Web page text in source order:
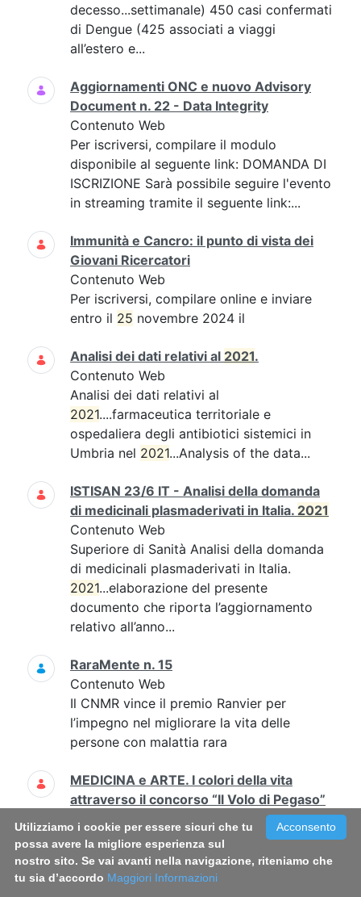
decesso...settimanale) 450 casi confermati
di Dengue (425 associati a viaggi
all’estero e...
Aggiornamenti ONC e nuovo Advisory
Document n. 22 - Data Integrity
Contenuto Web
Per iscriversi, compilare il modulo
disponibile al seguente link: DOMANDA DI
ISCRIZIONE Sarà possibile seguire l'evento
in streaming tramite il seguente link:...
Immunità e Cancro: il punto di vista dei
Giovani Ricercatori
Contenuto Web
Per iscriversi, compilare online e inviare
entro il 25 novembre 2024 il
Analisi dei dati relativi al 2021.
Contenuto Web
Analisi dei dati relativi al
2021....farmaceutica territoriale e
ospedaliera degli antibiotici sistemici in
Umbria nel 2021...Analysis of the data...
ISTISAN 23/6 IT - Analisi della domanda
di medicinali plasmaderivati in Italia. 2021
Contenuto Web
Superiore di Sanità Analisi della domanda
di medicinali plasmaderivati in Italia.
2021...elaborazione del presente
documento che riporta l’aggiornamento
relativo all’anno...
RaraMente n. 15
Contenuto Web
Il CNMR vince il premio Ranvier per
l’impegno nel migliorare la vita delle
persone con malattia rara
MEDICINA e ARTE. I colori della vita
attraverso il concorso “Il Volo di Pegaso”
Contenuto Web
2021-02-23 non previsti Amalia Egle
Gentile, Antonella Sanseverino, Angela
Ruocco...angela.ruocco@iss.it; l'evento si
Acconsento
Utilizziamo i cookie per essere sicuri che tu
possa avere la migliore esperienza sul
nostro sito. Se vai avanti nella navigazione, riteniamo che
tu sia d’accordo Maggiori Informazioni